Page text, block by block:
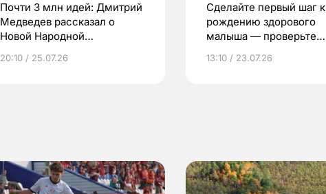
Почти 3 млн идей: Дмитрий
Медведев рассказал о
Новой Народной
20:10 / 25.07.26
Сделайте первый шаг к
рождению здорового
малыша — проверьте
по ОМС!
13:10 / 23.07.26